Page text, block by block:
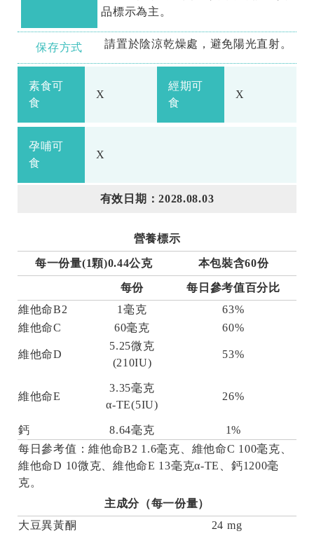
品標示為主。
保存方式 請置於陰涼乾燥處，避免陽光直射。
素食可
食
X
經期可
食
X
孕哺可
食
X
有效日期：2028.08.03
營養標示
每一份量(1顆)0.44公克 本包裝含60份
每份
每日參考值百分比
維他命B2
1毫克
63%
維他命C
60毫克 60%
維他命D
5.25微克
(210IU)
53%
維他命E
3.35毫克
α-TE(5IU)
26%
鈣 8.64毫克
1%
每日參考值：維他命B2 1.6毫克、維他命C 100毫克、
維他命D 10微克、維他命E 13毫克α-TE、鈣1200毫
克。
主成分（每一份量）
大豆異黃酮
24 mg